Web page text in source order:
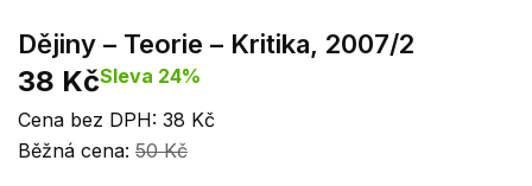
Dějiny – Teorie – Kritika, 2007/2
38 KčSleva 24%
Cena bez DPH: 38 Kč
Běžná cena: 50 Kč